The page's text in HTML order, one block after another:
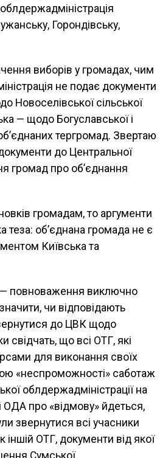
Горондівську,
виборів у громадах, чим
не подає документи
Новоселівської сільської
— щодо Богуславської і
тергромад. Звертаю
до Центральної
громад про об’єднання
громадам, то аргументи
теза: об’єднана громада не є
Київська та
— повноваження виключно
чи відповідають
до ЦВК щодо
свідчать, що всі ОТГ, які
для виконання своїх
«неспроможності» саботаж
облдержадміністрації на
ОДА про «відмову» йдеться,
звернутися всі учасники
ОТГ, документи від якої